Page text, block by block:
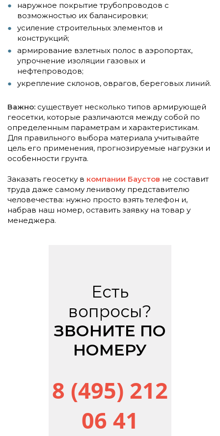
наружное покрытие трубопроводов с
возможностью их балансировки;
усиление строительных элементов и
конструкций;
армирование взлетных полос в аэропортах,
упрочнение изоляции газовых и
нефтепроводов;
укрепление склонов, оврагов, береговых линий.
Важно: существует несколько типов армирующей
геосетки, которые различаются между собой по
определенным параметрам и характеристикам.
Для правильного выбора материала учитывайте
цель его применения, прогнозируемые нагрузки и
особенности грунта.
Заказать геосетку в компании Баустов не составит
труда даже самому ленивому представителю
человечества: нужно просто взять телефон и,
набрав наш номер, оставить заявку на товар у
менеджера.
Есть
вопросы?
ЗВОНИТЕ ПО
НОМЕРУ
8 (495) 212
06 41